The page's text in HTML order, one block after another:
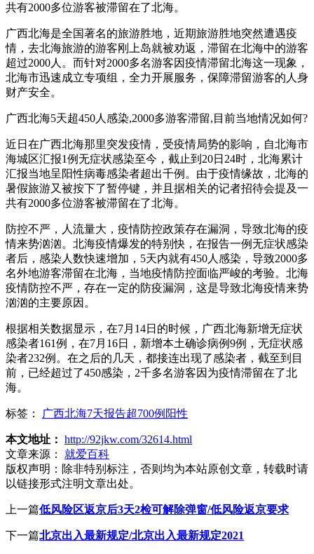
共有2000多位游客被滞留在了北海。
广西北海是全国著名的旅游胜地，近期旅游胜地突然遭遇疫
情，去北海旅游的游客刚上岛就被劝返，滞留在北海中的游客
超过2000人。而针对2000多名游客因疫情滞留北海这一现象，
北海市迅速成立专项组，全力开展服务，保障滞留游客的人身
财产安全。
广西北海5天超450人感染,2000多游客滞留,目前当地情况如何?
近日在广西北海那里突发疫情，受疫情局势的影响，自北海市
海城区汇报1例无症状感染至今，截止到20日24时，北海累计
汇报当地呈阳性病毒感染者超出千例。由于疫情缘故，北海的
暑假旅游又被按下了暂停键，并且据相关的记者招待会提及一
共有2000多位游客被滞留在了北海。
防控不严，人流量大，疫情防控政策存在漏洞，导致北海的疫
情来势汹汹。北海疫情爆发的特别快，在报告一例无症状感染
者后，感染人数快速增加，5天内就有450人感染，导致2000多
名外地游客滞留在北海，当地疫情防控面临严峻的考验。北海
疫情防控不严，存在一定的防疫漏洞，这是导致北海疫情来势
汹汹的主要原因。
根据相关数据显示，在7月14日的时候，广西北海新增无症状
感染者161例，在7月16日，新增本土确诊病例9例，无症状感
染者232例。在之后的几天，都接连出现了感染者，截至到目
前，已经超过了450感染，2千多名游客因为疫情滞留在了北
海。
标签： 广西北海7天报告超700例阳性
本文地址： http://92jkw.com/32614.html
文章来源：
就爱百科
版权声明： 除非特别标注，否则均为本站原创文章，转载时请
以链接形式注明文章出处。
上一篇低风险区返京后3天2检可解除弹窗/低风险返京要求
下一篇北京出入最新规定/北京出入最新规定2021